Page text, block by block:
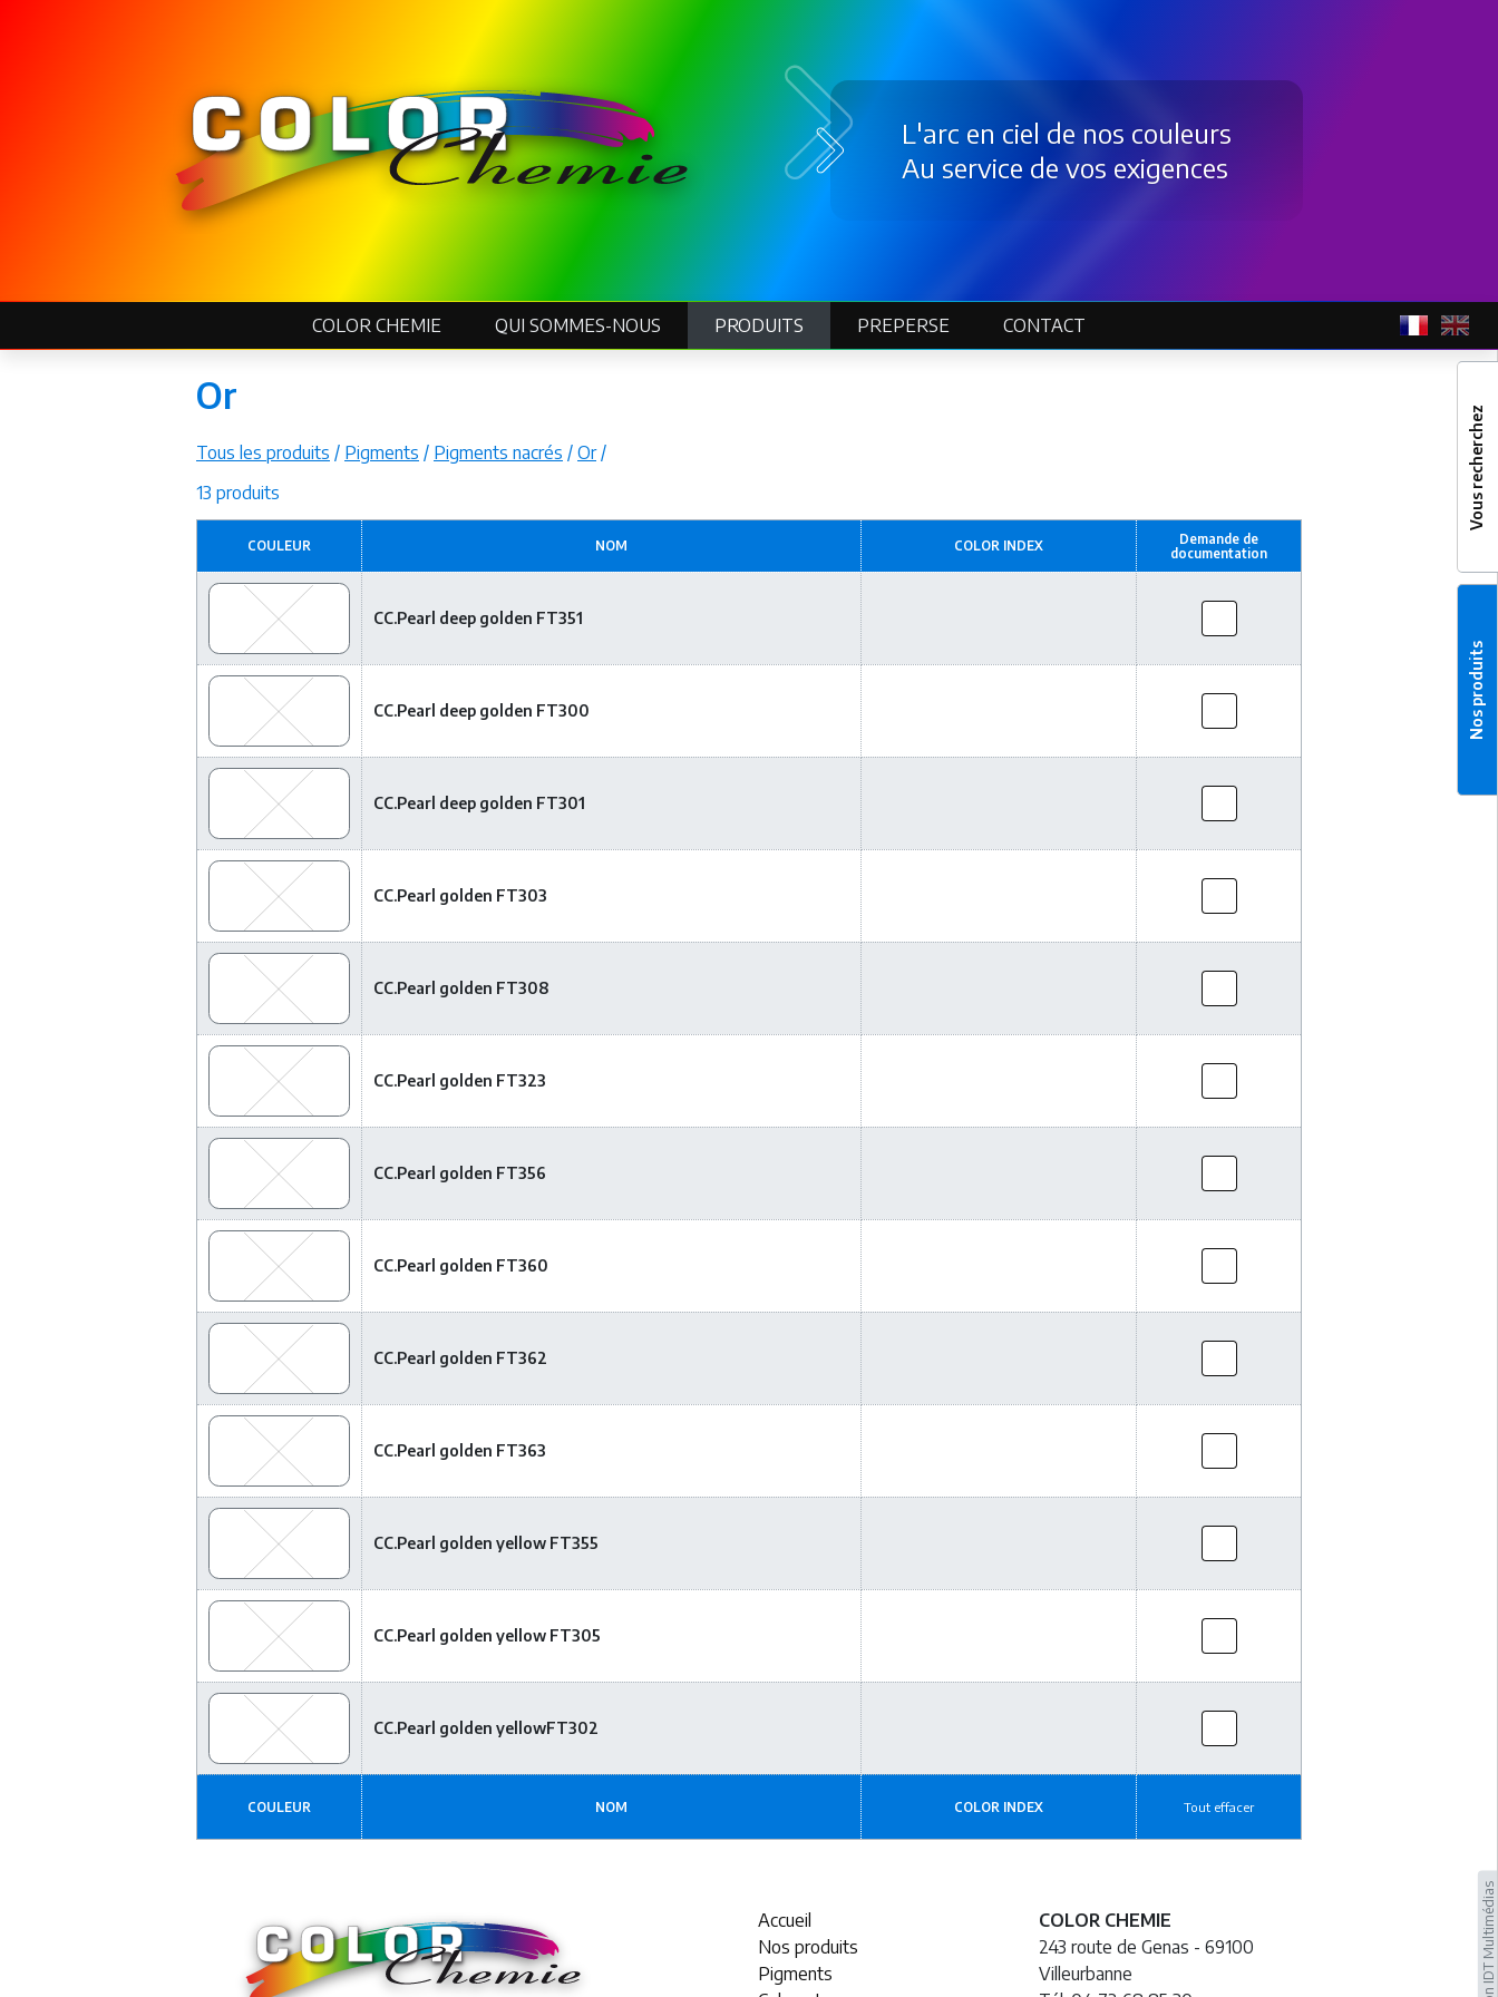
L'arc en ciel de nos couleurs
Au service de vos exigences
COLOR CHEMIE QUI SOMMES-NOUS PRODUITS PREPERSE CONTACT
M
A
E
O
N
0
Vous recherchez
Or
Tous les produits / Pigments / Pigments nacrés / Or/
13 produits
COULEUR NOM COLOR INDEX
Demande de
documentation
CC.Pearl deep golden FT351
CC.Pearl deep golden FT300
CC.Pearl deep golden FT301
CC.Pearl golden FT303
CC.Pearl golden FT308
CC.Pearl golden FT323
CC.Pearl golden FT356
CC.Pearl golden FT360
CC.Pearl golden FT362
CC.Pearl golden FT363
CC.Pearl golden yellow FT355
CC.Pearl golden yellow FT305
CC.Pearl golden yellowFT302
COULEUR NOM COLOR INDEX Tout effacer
Nos produits
Accueil
Nos produits
Pigments
COLOR CHEMIE
243 route de Genas - 69100
Villeurbanne